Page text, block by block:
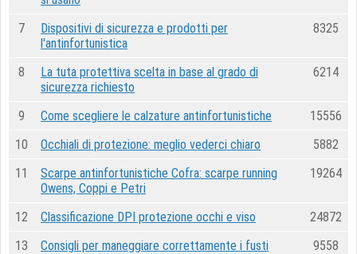
7
Dispositivi di sicurezza e prodotti per
l'antinfortunistica
8325
8
La tuta protettiva scelta in base al grado di
sicurezza richiesto
6214
9 Come scegliere le calzature antinfortunistiche
15556
10
Occhiali di protezione: meglio vederci chiaro
5882
11
Scarpe antinfortunistiche Cofra: scarpe running
Owens, Coppi e Petri
19264
12 Classificazione DPI protezione occhi e viso
24872
13
Consigli per maneggiare correttamente i fusti
9558